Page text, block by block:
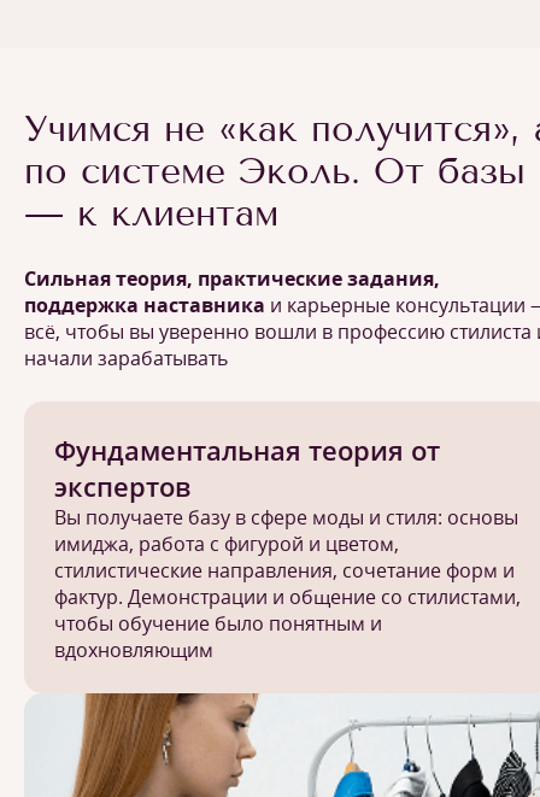
Учимся не «как получится»,
по системе Эколь. От базы
— к клиентам
Сильная теория, практические задания,
поддержка наставника и карьерные консультации
всё, чтобы вы уверенно вошли в профессию стилиста
начали зарабатывать
Фундаментальная теория от
экспертов
Вы получаете базу в сфере моды и стиля: основы
имиджа, работа с фигурой и цветом,
стилистические направления, сочетание форм и
фактур. Демонстрации и общение со стилистами,
чтобы обучение было понятным и
вдохновляющим